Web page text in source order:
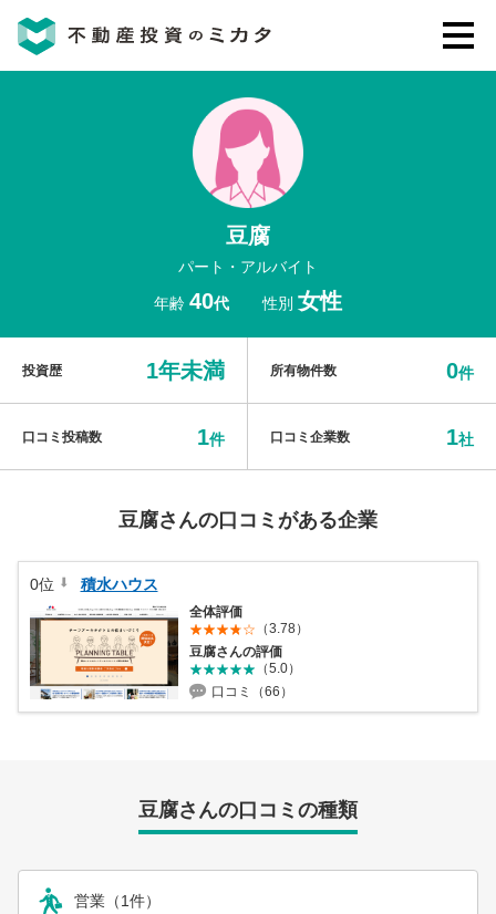
不動産投資のミカタとは
不動産投資会社の評判・口コミ
豆腐
パート・アルバイト
年齢 40代 性別 女性
投資歴 1年未満 所有物件数 0件
口コミ投稿数 1件 口コミ企業数 1社
豆腐さんの口コミがある企業
0位 積水ハウス
全体評価
（3.78）
豆腐さんの評価
（5.0）
口コミ（66）
豆腐さんの口コミの種類
営業（1件）